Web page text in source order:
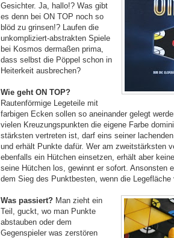
Gesichter. Ja, hallo!? Was gibt
es denn bei ON TOP noch so
blöd zu grinsen!? Laufen die
unkompliziert-abstrakten Spiele
bei Kosmos dermaßen prima,
dass selbst die Pöppel schon in
Heiterkeit ausbrechen?
Wie geht ON TOP?
Rautenförmige Legeteile mit
farbigen Ecken sollen so aneinander gelegt
vielen Kreuzungspunkten die eigene Farbe
stärksten vertreten ist, darf eins seiner
und erhält Punkte dafür. Wer am zweitstärksten
ebenfalls ein Hütchen einsetzen, erhält aber
seine Hütchen los, gewinnt er sofort. Ansonsten
dem Sieg des Punktbesten, wenn die
Was passiert? Man zieht ein
Teil, guckt, wo man Punkte
abstauben oder dem
Gegenspieler was zerstören